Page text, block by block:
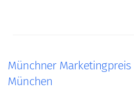
Münchner Marketingpreis
München